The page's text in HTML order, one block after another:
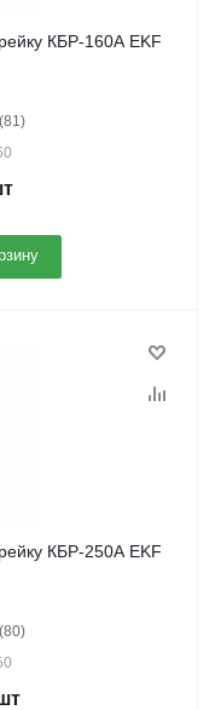
КБР-160А EKF
КБР-250А EKF